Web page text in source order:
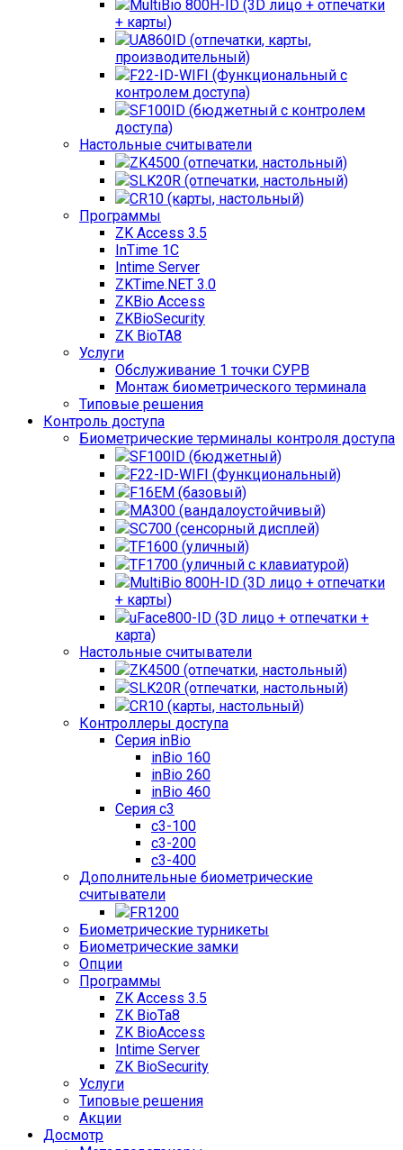
MultiBio 800H-ID (3D лицо + отпечатки
+ карты)
UA860ID (отпечатки, карты,
производительный)
F22-ID-WIFI (Функциональный с
контролем доступа)
SF100ID (бюджетный с контролем
доступа)
Настольные считыватели
ZK4500 (отпечатки, настольный)
SLK20R (отпечатки, настольный)
CR10 (карты, настольный)
Программы
ZK Access 3.5
InTime 1С
Intime Server
ZKTime.NET 3.0
ZKBio Access
ZKBioSecurity
ZK BioTA8
Услуги
Обслуживание 1 точки СУРВ
Монтаж биометрического терминала
Типовые решения
Контроль доступа
Биометрические терминалы контроля доступа
SF100ID (бюджетный)
F22-ID-WIFI (Функциональный)
F16EM (базовый)
MA300 (вандалоустойчивый)
SC700 (сенсорный дисплей)
TF1600 (уличный)
TF1700 (уличный с клавиатурой)
MultiBio 800H-ID (3D лицо + отпечатки
+ карты)
uFace800-ID (3D лицо + отпечатки +
карта)
Настольные считыватели
ZK4500 (отпечатки, настольный)
SLK20R (отпечатки, настольный)
CR10 (карты, настольный)
Контроллеры доступа
Серия inBio
inBio 160
inBio 260
inBio 460
Серия c3
c3-100
c3-200
c3-400
Дополнительные биометрические
считыватели
FR1200
Биометрические турникеты
Биометрические замки
Опции
Программы
ZK Access 3.5
ZK BioTa8
ZK BioAccess
Intime Server
ZK BioSecurity
Услуги
Типовые решения
Акции
Досмотр